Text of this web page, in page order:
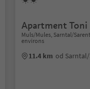
Apartment Toni
Muls/Mules, Sarntal/
environs
11.4 km od